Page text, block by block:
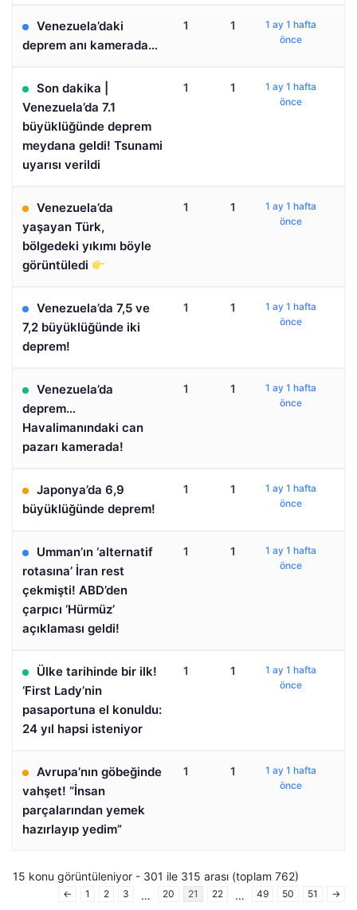
Venezuela’daki
deprem anı kamerada…
1 1
1 ay 1 hafta
önce
Son dakika |
Venezuela’da 7.1
büyüklüğünde deprem
meydana geldi! Tsunami
uyarısı verildi
1 1
1 ay 1 hafta
önce
Venezuela’da
yaşayan Türk,
bölgedeki yıkımı böyle
görüntüledi
1 1
1 ay 1 hafta
önce
Venezuela’da 7,5 ve
7,2 büyüklüğünde iki
deprem!
1 1
1 ay 1 hafta
önce
Venezuela’da
deprem…
Havalimanındaki can
pazarı kamerada!
1 1
1 ay 1 hafta
önce
Japonya’da 6,9
büyüklüğünde deprem!
1 1
1 ay 1 hafta
önce
Umman’ın ‘alternatif
rotasına’ İran rest
çekmişti! ABD’den
çarpıcı ‘Hürmüz’
açıklaması geldi!
1 1
1 ay 1 hafta
önce
Ülke tarihinde bir ilk!
‘First Lady’nin
pasaportuna el konuldu:
24 yıl hapsi isteniyor
1 1
1 ay 1 hafta
önce
Avrupa’nın göbeğinde
vahşet! “İnsan
parçalarından yemek
hazırlayıp yedim”
1 1
1 ay 1 hafta
önce
15 konu görüntüleniyor - 301 ile 315 arası (toplam 762)
← 1 2 3 … 20 21 22 … 49 50 51 →